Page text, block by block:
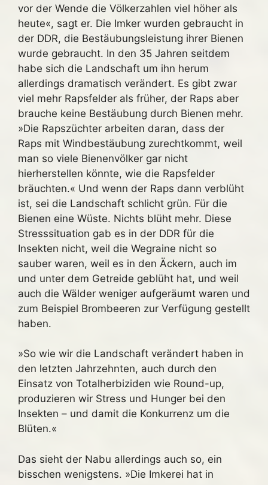
vor der Wende die Völkerzahlen viel höher als
heute«, sagt er. Die Imker wurden gebraucht in
der DDR, die Bestäubungsleistung ihrer Bienen
wurde gebraucht. In den 35 Jahren seitdem
habe sich die Landschaft um ihn herum
allerdings dramatisch verändert. Es gibt zwar
viel mehr Rapsfelder als früher, der Raps aber
brauche keine Bestäubung durch Bienen mehr.
»Die Rapszüchter arbeiten daran, dass der
Raps mit Windbestäubung zurechtkommt, weil
man so viele Bienenvölker gar nicht
hierherstellen könnte, wie die Rapsfelder
bräuchten.« Und wenn der Raps dann verblüht
ist, sei die Landschaft schlicht grün. Für die
Bienen eine Wüste. Nichts blüht mehr. Diese
Stresssituation gab es in der DDR für die
Insekten nicht, weil die Wegraine nicht so
sauber waren, weil es in den Äckern, auch im
und unter dem Getreide geblüht hat, und weil
auch die Wälder weniger aufgeräumt waren und
zum Beispiel Brombeeren zur Verfügung gestellt
haben.
»So wie wir die Landschaft verändert haben in
den letzten Jahrzehnten, auch durch den
Einsatz von Totalherbiziden wie Round-up,
produzieren wir Stress und Hunger bei den
Insekten – und damit die Konkurrenz um die
Blüten.«
Das sieht der Nabu allerdings auch so, ein
bisschen wenigstens. »Die Imkerei hat in